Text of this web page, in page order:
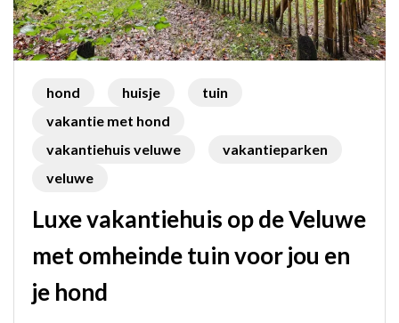
hond huisje
tuin
vakantie met hond
vakantiehuis veluwe
vakantieparken
veluwe
Luxe vakantiehuis op de Veluwe
met omheinde tuin voor jou en
je hond